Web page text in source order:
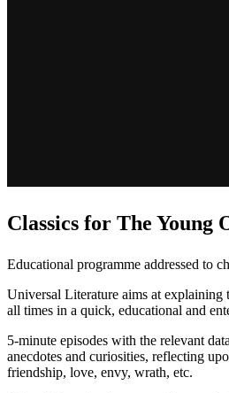
Classics for The Young
Educational programme addressed to
Universal Literature aims at explaining
all times in a quick, educational and
5-minute episodes with the relevant
anecdotes and curiosities, reflecting
friendship, love, envy, wrath, etc.